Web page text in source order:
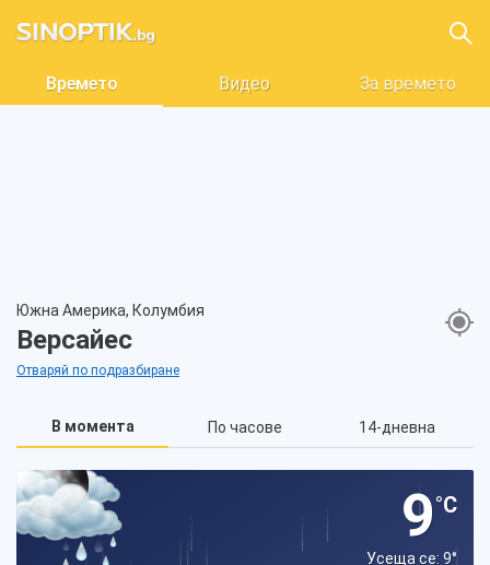
Времето Видео За времето
Южна Америка, Колумбия
Версайес
Отваряй по подразбиране
В момента По часове 14-дневна
9°C
Усеща се: 9°